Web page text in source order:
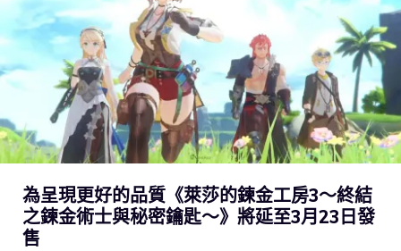
為呈現更好的品質《萊莎的鍊金工房3～終結
之鍊金術士與秘密鑰匙～》將延至3月23日發
售